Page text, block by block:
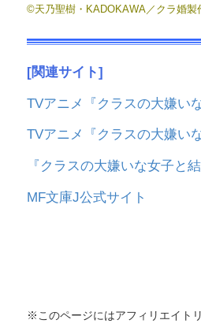
©天乃聖樹・KADOKAWA／クラ婚製
[関連サイト]
TVアニメ『クラスの大嫌い
TVアニメ『クラスの大嫌い
『クラスの大嫌いな女子と
MF文庫J公式サイト
※このページにはアフィリエイト